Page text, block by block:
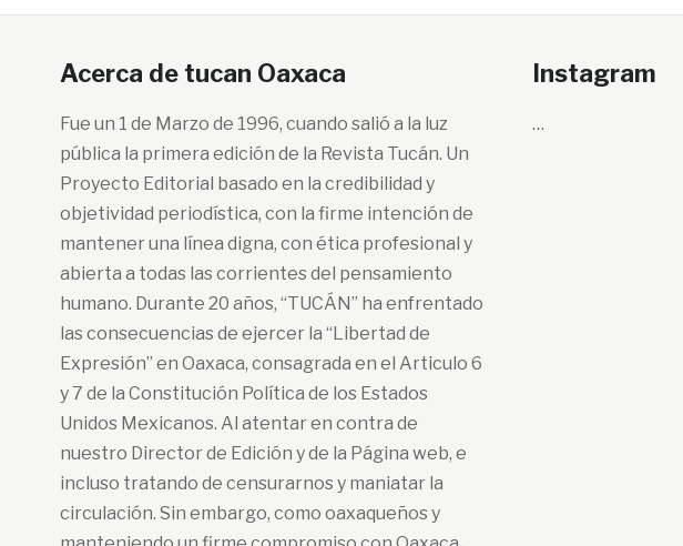
Acerca de tucan Oaxaca
Fue un 1 de Marzo de 1996, cuando salió a la luz
pública la primera edición de la Revista Tucán. Un
Proyecto Editorial basado en la credibilidad y
objetividad periodística, con la firme intención de
mantener una línea digna, con ética profesional y
abierta a todas las corrientes del pensamiento
humano. Durante 20 años, “TUCÁN” ha enfrentado
las consecuencias de ejercer la “Libertad de
Expresión” en Oaxaca, consagrada en el Articulo 6
y 7 de la Constitución Política de los Estados
Unidos Mexicanos. Al atentar en contra de
nuestro Director de Edición y de la Página web, e
incluso tratando de censurarnos y maniatar la
circulación. Sin embargo, como oaxaqueños y
Instagram
…